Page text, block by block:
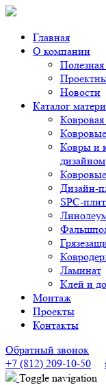
Главная
О компании
Новости
Каталог
Ковры и
дизайном
Дизайн-
SPC-
Ламинат
Клей и
Монтаж
Проекты
Контакты
Обратный звонок
+7 (812) 209-10-50
Toggle navigation